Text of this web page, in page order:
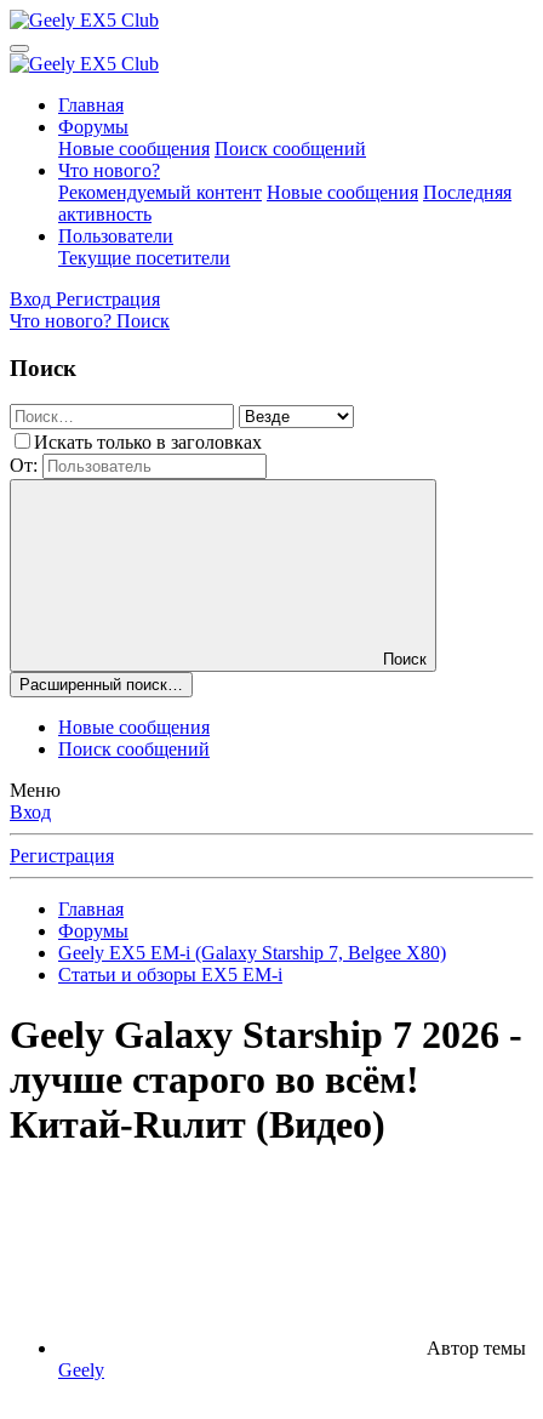
Главная
Форумы
Новые сообщения Поиск сообщений
Что нового?
Рекомендуемый контент Новые сообщения Последняя
активность
Пользователи
Текущие посетители
Вход Регистрация
Что нового? Поиск
Поиск
Искать только в заголовках
От:
Поиск
Расширенный поиск…
Новые сообщения
Поиск сообщений
Меню
Вход
Регистрация
Главная
Форумы
Geely EX5 EM-i (Galaxy Starship 7, Belgee X80)
Статьи и обзоры EX5 EM-i
Geely Galaxy Starship 7 2026 -
лучше старого во всём!
Китай-Ruлит (Видео)
Автор темы
Geely